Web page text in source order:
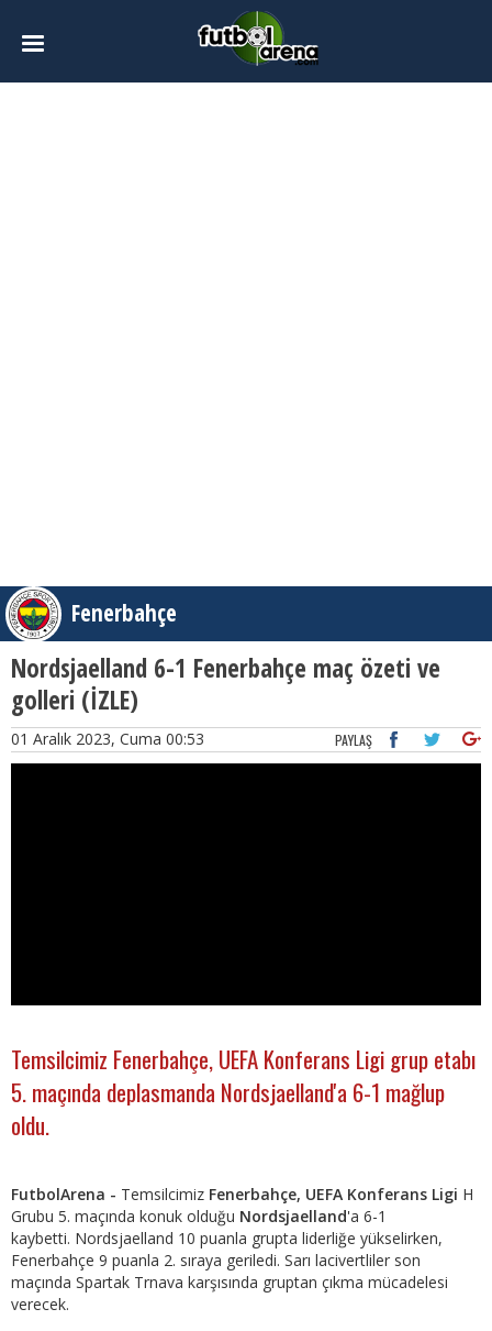
Fenerbahçe
Nordsjaelland 6-1 Fenerbahçe maç özeti ve
golleri (İZLE)
01 Aralık 2023, Cuma 00:53 PAYLAŞ
Temsilcimiz Fenerbahçe, UEFA Konferans Ligi grup etabı
5. maçında deplasmanda Nordsjaelland'a 6-1 mağlup
oldu.
FutbolArena - Temsilcimiz Fenerbahçe, UEFA Konferans Ligi H
Grubu 5. maçında konuk olduğu Nordsjaelland'a 6-1
kaybetti. Nordsjaelland 10 puanla grupta liderliğe yükselirken,
Fenerbahçe 9 puanla 2. sıraya geriledi. Sarı lacivertliler son
maçında Spartak Trnava karşısında gruptan çıkma mücadelesi
verecek.